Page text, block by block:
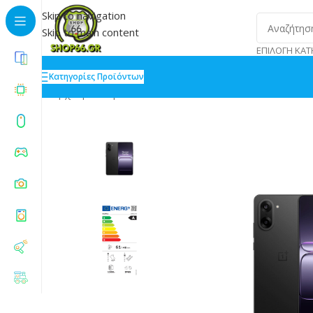
Skip to navigation
Skip to main content
ΕΠΙΛΟΓΉ
Κατηγορίες Προϊόντων